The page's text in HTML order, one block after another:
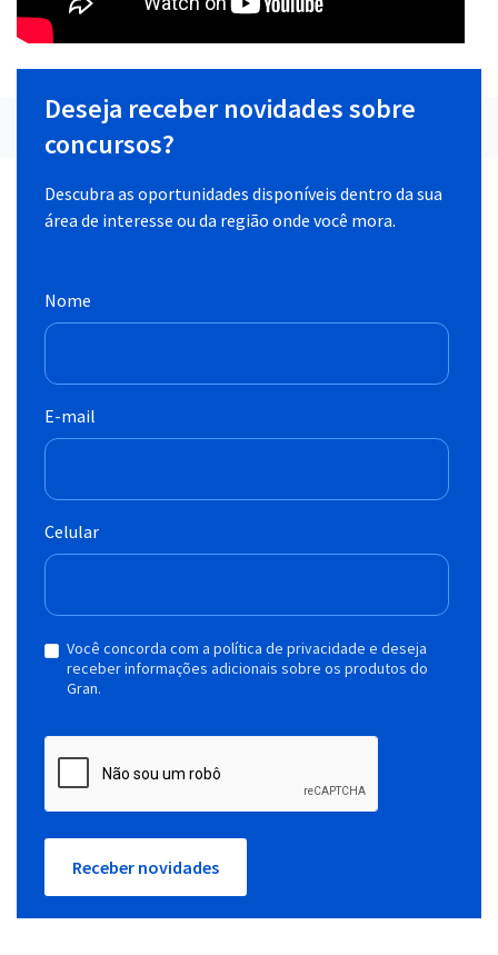
Deseja receber novidades sobre
concursos?
Descubra as oportunidades disponíveis dentro da sua
área de interesse ou da região onde você mora.
Nome
E-mail
Celular
Você concorda com a política de privacidade e deseja
receber informações adicionais sobre os produtos do
Gran.
Receber novidades